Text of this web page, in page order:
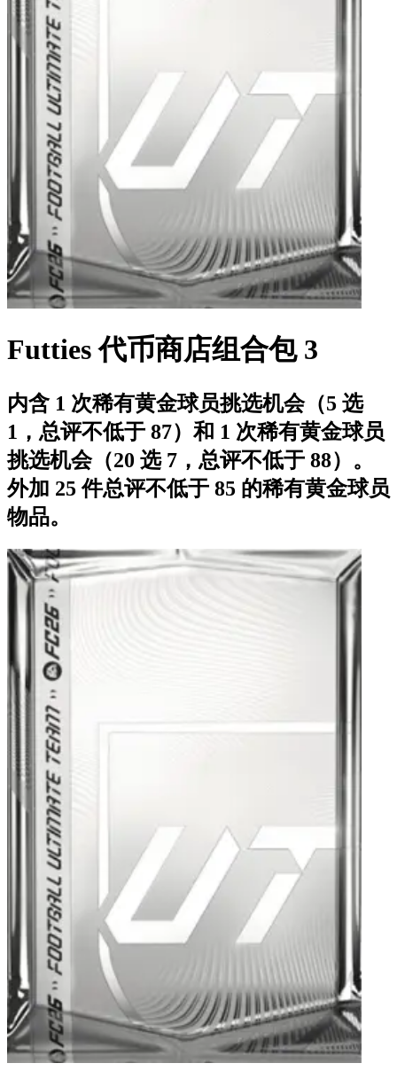
Futties 代币商店组合包 3
内含 1 次稀有黄金球员挑选机会（5 选
1，总评不低于 87）和 1 次稀有黄金球员
挑选机会（20 选 7，总评不低于 88）。
外加 25 件总评不低于 85 的稀有黄金球员
物品。